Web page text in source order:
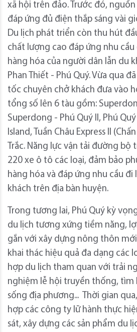
xã hội trên đảo. Trước đó,
đáp ứng đủ điện thắp sáng vài
Du lịch phát triển còn thu hút
chất lượng cao đáp ứng nhu cầu
hàng hóa của người dân lẫn du
Phan Thiết - Phú Quý. Vừa qua
tốc chuyên chở khách đưa vào
tổng số lên 6 tàu gồm:
Superdong - Phú Quý II, Phú
Island, Tuần Châu Express II
Trắc. Năng lực vận tải đường bộ
220 xe ô tô các loại, đảm bảo
hàng hóa và đáp ứng nhu cầu đi
khách trên địa bàn huyện.
Trong tương lai, Phú Quý kỳ
du lịch tương xứng tiềm năng,
gắn với xây dựng nông thôn
khai thác hiệu quả đa dạng các
hợp du lịch tham quan với trải
nghiệm lễ hội truyền thống, tìm
sống địa phương... Thời gian
hợp các công ty lữ hành thực
sát, xây dựng các sản phẩm du